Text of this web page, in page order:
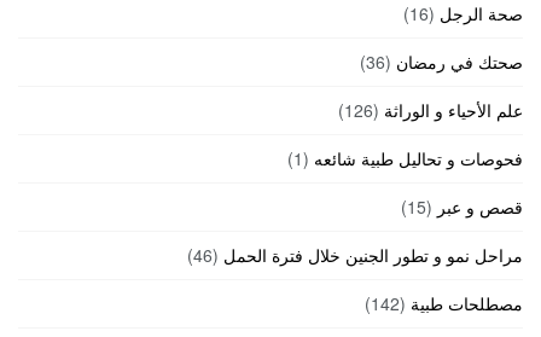
صحة الرجل (16)
صحتك في رمضان (36)
علم الأحياء و الوراثة (126)
فحوصات و تحاليل طبية شائعه (1)
قصص و عبر (15)
مراحل نمو و تطور الجنين خلال فترة الحمل (46)
مصطلحات طبية (142)